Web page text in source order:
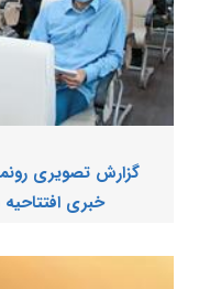
گزارش تصویری
خبری